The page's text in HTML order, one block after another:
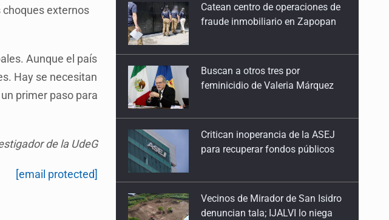
externos
Aunque el país
Hay se necesitan
primer paso para
de la UdeG
[email protected]
feminicidio de Valeria Márquez
para recuperar fondos públicos
denuncian tala; IJALVI lo niega
jalapeños mexicanos